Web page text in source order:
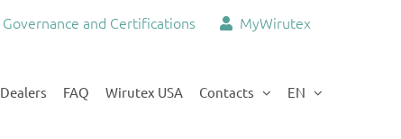
Governance and Certifications MyWirutex
Dealers FAQ Wirutex USA Contacts EN